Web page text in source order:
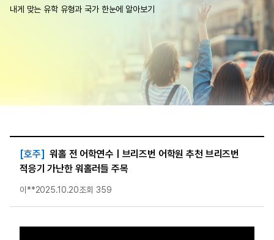
내게 맞는 유학 유형과 국가 한눈에 알아보기
[호주] 워홀 전 어학연수ㅣ브리즈번 어학원 추천 브리즈번
적응기 가난한 워홀러들 주목
이**2025.10.20조회 359